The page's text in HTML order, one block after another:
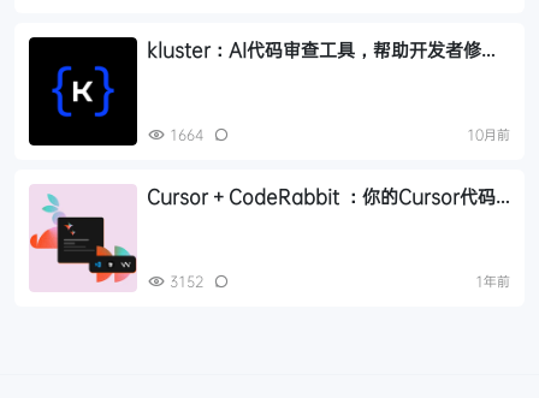
kluster：AI代码审查工具，帮助开发者修复
1664 10月前
Cursor + CodeRabbit ：你的Cursor代码
3152 1年前